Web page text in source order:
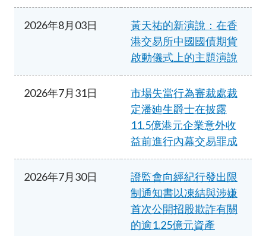
2026年8月03日
黃天祐的新演說：在香
港交易所中國國債期貨
啟動儀式上的主題演說
2026年7月31日
市場失當行為審裁處裁
定潘廸生爵士在披露
11.5億港元企業意外收
益前進行內幕交易罪成
2026年7月30日
證監會向經紀行發出限
制通知書以凍結與涉嫌
首次公開招股欺詐有關
的逾1.25億元資產